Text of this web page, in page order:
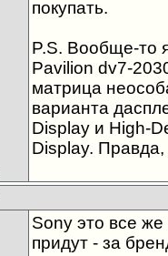
покупать.
P.S. Вообще-то
Pavilion dv7-
матрица
варианта
Display и High-
Display.
Sony это все
придут - за